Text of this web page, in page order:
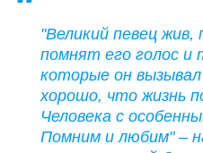
"Великий певец
помнят его голос и
которые он
хорошо, что жизнь
Человека с
Помним и любим" –